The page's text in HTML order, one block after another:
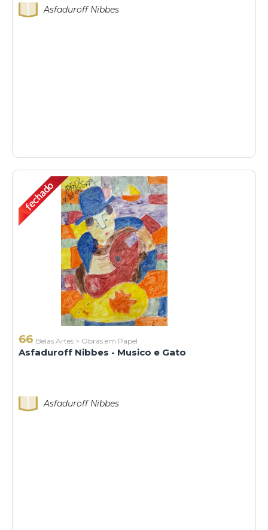
Asfaduroff Nibbes
66 Belas Artes > Obras em Papel
Asfaduroff Nibbes - Musico e Gato
Asfaduroff Nibbes